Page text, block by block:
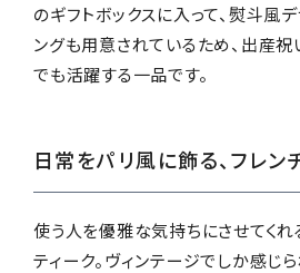
のギフトボックスに入って、熨斗風
ングも用意されているため、出産
でも活躍する一品です。
日常をパリ風に飾る、フレン
使う人を優雅な気持ちにさせてくれ
ティーク。ヴィンテージでしか感じ